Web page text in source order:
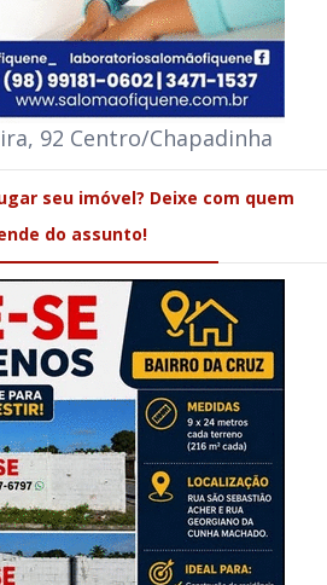
92 Centro/Chapadinha
seu imóvel? Deixe com quem
do assunto!